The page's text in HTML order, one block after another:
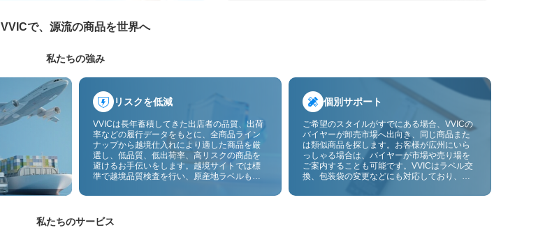
VVICで、源流の商品を世界へ
私たちの強み
リスクを低減
VVICは長年蓄積してきた出店者の品質、出荷
率などの履行データをもとに、全商品ライン
ナップから越境仕入れにより適した商品を厳
選し、低品質、低出荷率、高リスクの商品を
避けるお手伝いをします。越境サイトでは標
準で越境品質検査を行い、原産地ラベルも貼
スのリスクをさらに抑えます。
個別サポート
ご希望のスタイルがすでにある場合、VVICの
バイヤーが卸売市場へ出向き、同じ商品また
は類似商品を探します。お客様が広州にいら
っしゃる場合は、バイヤーが市場や売り場を
ご案内することも可能です。VVICはラベル交
換、包装袋の変更などにも対応しており、今
にも対応予定です。仕入れをお客様のビジネ
私たちのサービス